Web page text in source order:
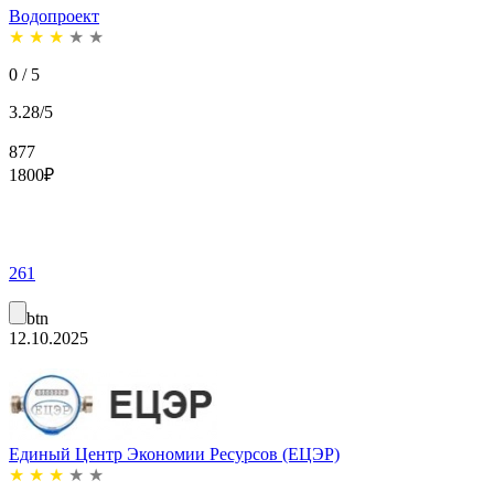
Водопроект
★ ★ ★ ★ ★
0 / 5
3.28/5
877
1800₽
261
btn
12.10.2025
Единый Центр Экономии Ресурсов (ЕЦЭР)
★ ★ ★ ★ ★